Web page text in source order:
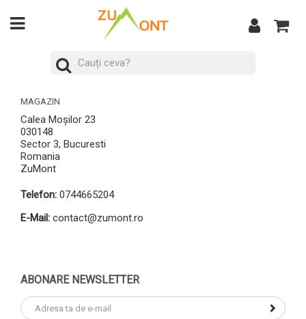
MAGAZIN
Calea Moșilor 23
030148
Sector 3, Bucuresti
Romania
ZuMont
Telefon: 0744665204
E-Mail: contact@zumont.ro
ABONARE NEWSLETTER